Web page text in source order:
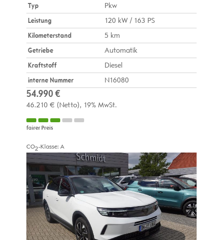
Typ
Pkw
Leistung
120 kW / 163 PS
Kilometerstand
5 km
Getriebe
Automatik
Kraftstoff
Diesel
interne Nummer
N16080
54.990 €
46.210 € (Netto) 19% MwSt.
fairer Preis
CO2-Klasse: A